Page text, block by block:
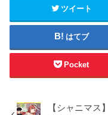
ツイート
はてブ
Pocket
【シャニマス